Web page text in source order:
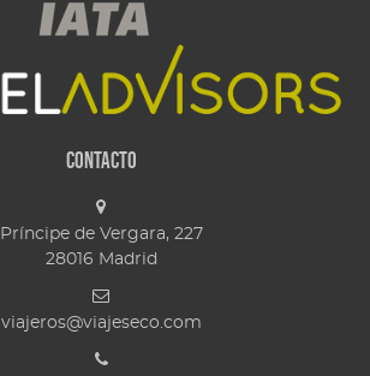
Contacto
Príncipe de Vergara, 227
28016 Madrid
viajeros@viajeseco.com